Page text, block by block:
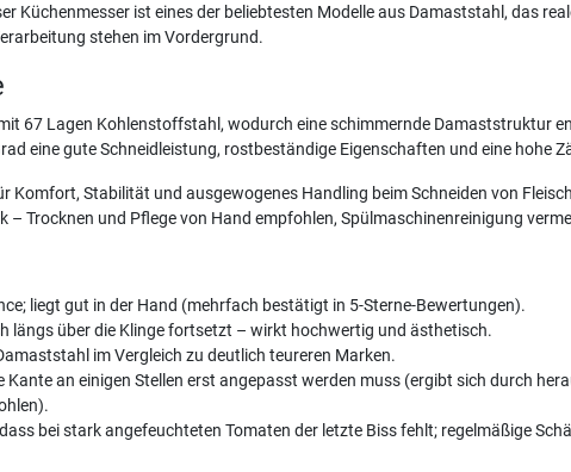
Küchenmesser ist eines der beliebtesten Modelle aus Damaststahl, das
stehen im Vordergrund.
67 Lagen Kohlenstoffstahl, wodurch eine schimmernde Damaststruktur
eine gute Schneidleistung, rostbeständige Eigenschaften und eine hohe
Stabilität und ausgewogenes Handling beim Schneiden von
– Trocknen und Pflege von Hand empfohlen, Spülmaschinenreinigung
liegt gut in der Hand (mehrfach bestätigt in 5-Sterne-Bewertungen).
längs über die Klinge fortsetzt – wirkt hochwertig und ästhetisch.
im Vergleich zu deutlich teureren Marken.
Kante an einigen Stellen erst angepasst werden muss (ergibt sich durch
bei stark angefeuchteten Tomaten der letzte Biss fehlt; regelmäßige